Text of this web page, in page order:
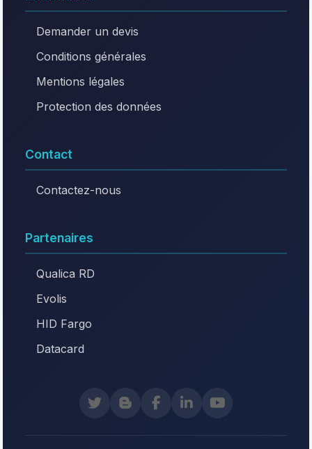
Demander un devis
Conditions générales
Mentions légales
Protection des données
Contact
Contactez-nous
Partenaires
Qualica RD
Evolis
HID Fargo
Datacard